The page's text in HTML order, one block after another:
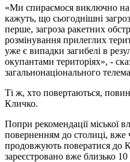
«Ми спираємося виключно на
кажуть, що сьогоднішні
перше, загроза ракетних
розмінування прилеглих
уже є випадки загибелі в
окупантами територіях», -
загальнонаціонального
Ті ж, хто повертаються,
Кличко.
Попри рекомендації міської
поверненням до столиці, вже
продовжують повератися до
зареєстровано вже близько